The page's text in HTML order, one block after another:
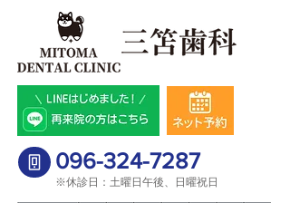
096-324-7287
※休診日：土曜日午後、日曜祝日